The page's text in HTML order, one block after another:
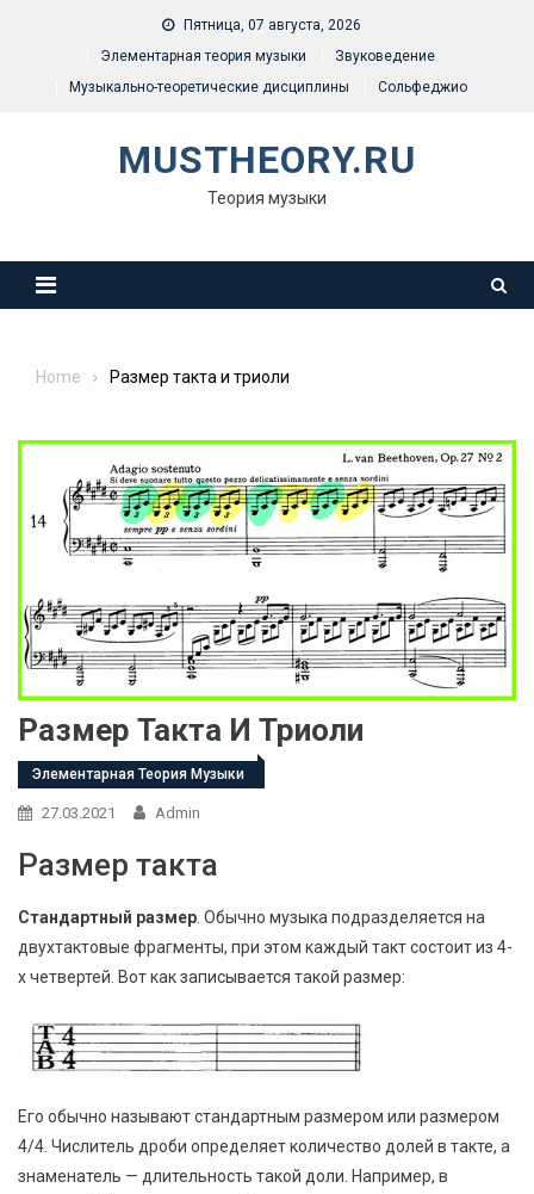
Пятница, 07 августа, 2026
Элементарная теория музыки
Звуковедение
Музыкально-теоретические дисциплины
Сольфеджио
MUSTHEORY.RU
Теория музыки
Home Размер такта и триоли
Размер Такта И Триоли
Элементарная Теория Музыки
27.03.2021 Admin
Размер такта
Стандартный размер . Обычно музыка подразделяется на
двухтактовые фрагменты, при этом каждый такт состоит из 4-
х четвертей. Вот как записывается такой размер:
Его обычно называют стандартным размером или размером
4/4. Числитель дроби определяет количество долей в такте, а
знаменатель — длительность такой доли. Например, в